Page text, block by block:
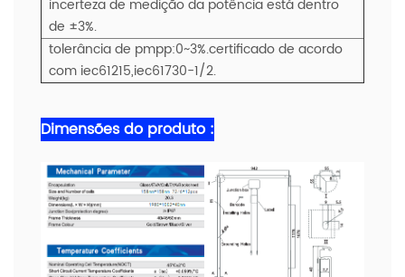
incerteza de medição da potência está dentro
de ±3%.
tolerância de pmpp:0~3%.certificado de acordo
com iec61215,iec61730-1/2.
Dimensões do produto :